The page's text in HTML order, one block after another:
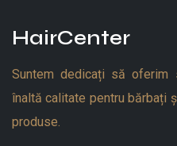
HairCenter
Suntem dedicați să
înaltă calitate pentru bărbați
produse.